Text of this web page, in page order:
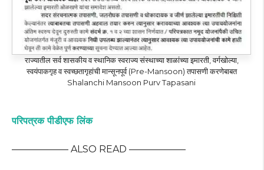
राज्यातील सर्व शासकीय व स्थानिक स्वराज्य संस्थाच्या शाळांच्या इमारती, वर्गखोल्या,
स्वयंपाकगृह व स्वच्छतागृहांची मान्सूनपूर्व (Pre-Mansoon) तपासणी करणेबाबत
Shalanchi Mansoon Purv Tapasani
परिपत्रक पीडीएफ लिंक
—————— ALSO READ ——————